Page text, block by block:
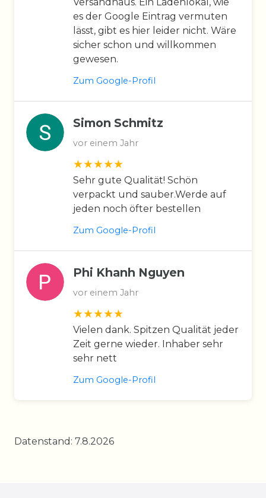
es der Google Eintrag vermuten
lässt, gibt es hier leider nicht. Wäre
sicher schon und willkommen
gewesen.
Zum Google-Profil
Simon Schmitz
vor einem Jahr
Sehr gute Qualität! Schön
verpackt und sauber.Werde auf
jeden noch öfter bestellen
Zum Google-Profil
Phi Khanh Nguyen
vor einem Jahr
Vielen dank. Spitzen Qualität jeder
Zeit gerne wieder. Inhaber sehr
sehr nett
Zum Google-Profil
Datenstand: 7.8.2026